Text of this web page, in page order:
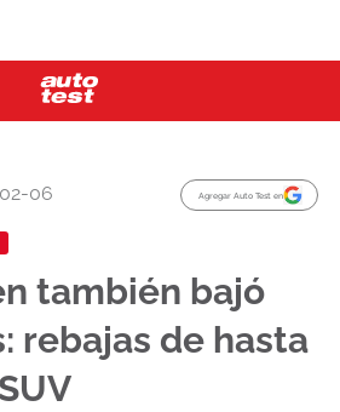
06 Agregar Auto Test en
también bajó
rebajas de hasta